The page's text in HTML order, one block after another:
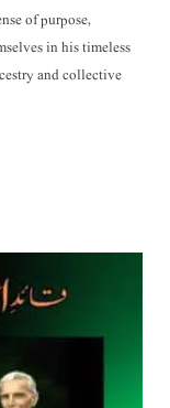
of purpose,
in his timeless
and collective